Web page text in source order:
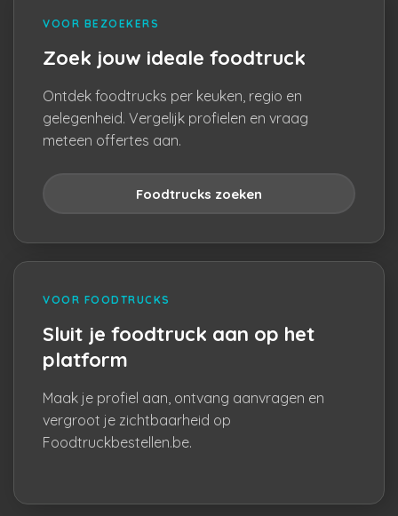
VOOR BEZOEKERS
Zoek jouw ideale foodtruck
Ontdek foodtrucks per keuken, regio en
gelegenheid. Vergelijk profielen en vraag
meteen offertes aan.
Foodtrucks zoeken
VOOR FOODTRUCKS
Sluit je foodtruck aan op het
platform
Maak je profiel aan, ontvang aanvragen en
vergroot je zichtbaarheid op
Foodtruckbestellen.be.